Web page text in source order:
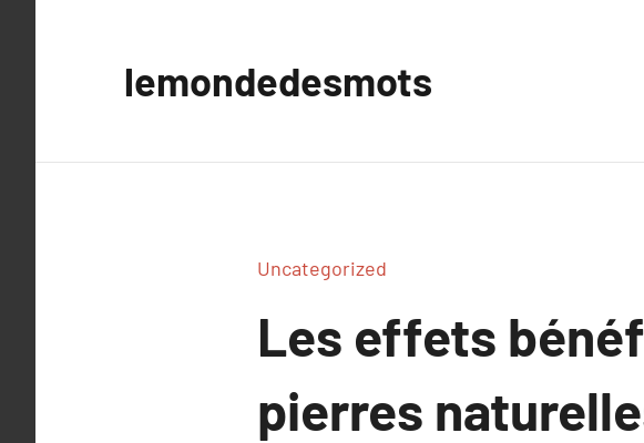
lemondedesmots
Uncategorized
Les effets
pierres